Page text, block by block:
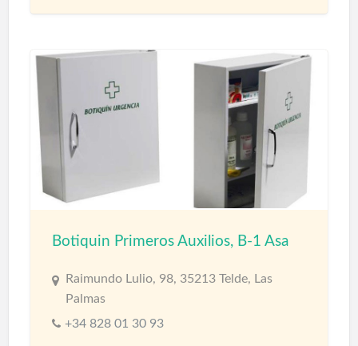
Botiquin Primeros Auxilios, B-1 Asa
Raimundo Lulio, 98, 35213 Telde, Las
Palmas
+34 828 01 30 93